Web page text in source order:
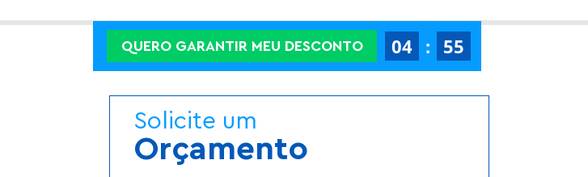
QUERO GARANTIR MEU DESCONTO 04 : 54
Solicite um
Orçamento